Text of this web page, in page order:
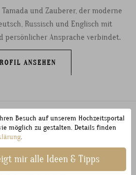
Tamada und Zauberer, der moderne
Russisch und Englisch mit
persönlicher Ansprache verbindet.
ANSEHEN
ist dabei? Sichert euch
in Kaiserslautern –
Besuch auf unserem Hochzeitsportal
möglich zu gestalten. Details finden
.
mir alle Ideen & Tipps